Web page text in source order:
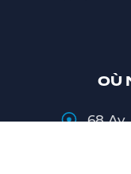
OÙ
68